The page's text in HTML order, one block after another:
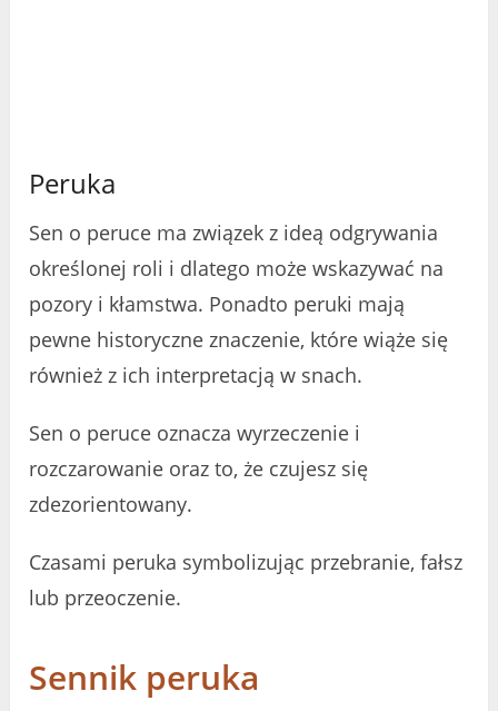
Peruka
Sen o peruce ma związek z ideą odgrywania
określonej roli i dlatego może wskazywać na
pozory i kłamstwa. Ponadto peruki mają
pewne historyczne znaczenie, które wiąże się
również z ich interpretacją w snach.
Sen o peruce oznacza wyrzeczenie i
rozczarowanie oraz to, że czujesz się
zdezorientowany.
Czasami peruka symbolizując przebranie, fałsz
lub przeoczenie.
Sennik peruka